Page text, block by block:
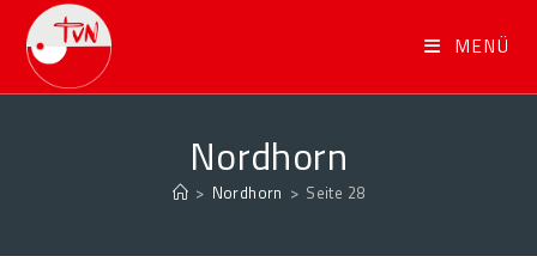
MENÜ
Nordhorn
> Nordhorn > Seite 28